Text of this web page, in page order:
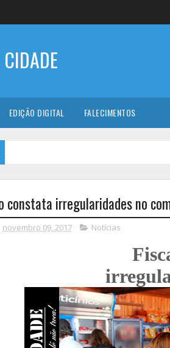
EDIÇÃO DIGITAL FALECIMENTOS
constata irregularidades no
novembro 09, 2017 Notícias